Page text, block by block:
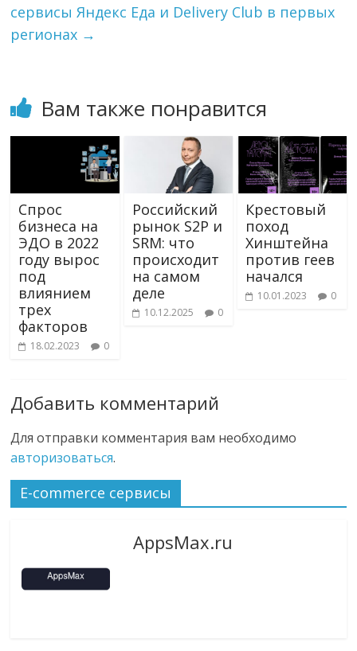
i
сервисы Яндекс Еда и Delivery Club в первых
регионах →
Вам также понравится
Спрос
бизнеса на
ЭДО в 2022
году вырос
под
влиянием
трех
факторов
18.02.2023 0
Российский
рынок S2P и
SRM: что
происходит
на самом
деле
10.12.2025 0
Крестовый
поход
Хинштейна
против геев
начался
10.01.2023 0
Добавить комментарий
Для отправки комментария вам необходимо
авторизоваться.
E-commerce сервисы
AppsMax.ru